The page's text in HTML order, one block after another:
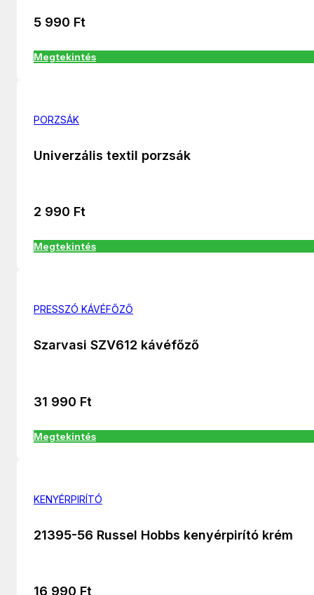
5 990 Ft
Megtekintés
PORZSÁK
Univerzális textil porzsák
2 990 Ft
Megtekintés
PRESSZÓ KÁVÉFŐZŐ
Szarvasi SZV612 kávéfőző
31 990 Ft
Megtekintés
KENYÉRPIRÍTÓ
21395-56 Russel Hobbs kenyérpirító krém
16 990 Ft